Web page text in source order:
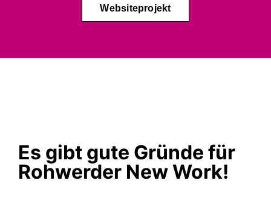
Websiteprojekt
Es gibt gute Gründe für
Rohwerder New Work!